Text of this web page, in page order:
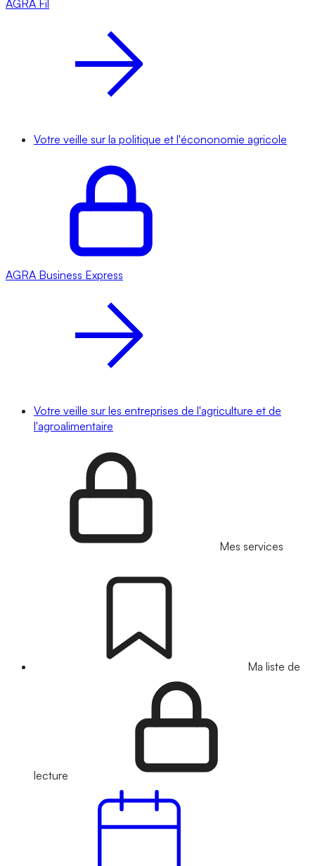
AGRA Fil
Votre veille sur la politique et l'écononomie agricole
AGRA Business Express
Votre veille sur les entreprises de l'agriculture et de
l'agroalimentaire
Mes services
Ma liste de
lecture